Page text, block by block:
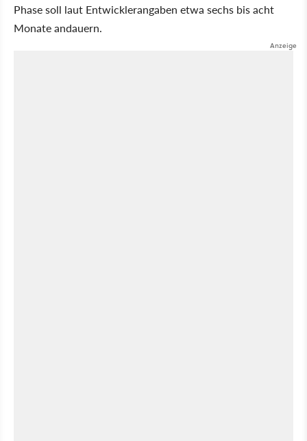
Phase soll laut Entwicklerangaben etwa sechs bis acht
Monate andauern.